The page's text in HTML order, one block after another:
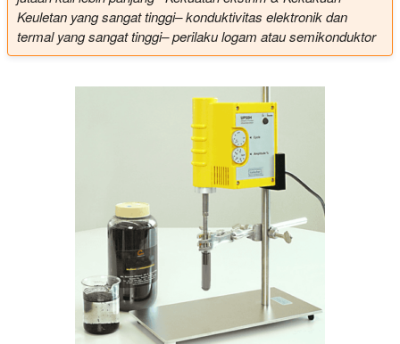
Keuletan yang sangat tinggi– konduktivitas elektronik dan
termal yang sangat tinggi– perilaku logam atau semikonduktor